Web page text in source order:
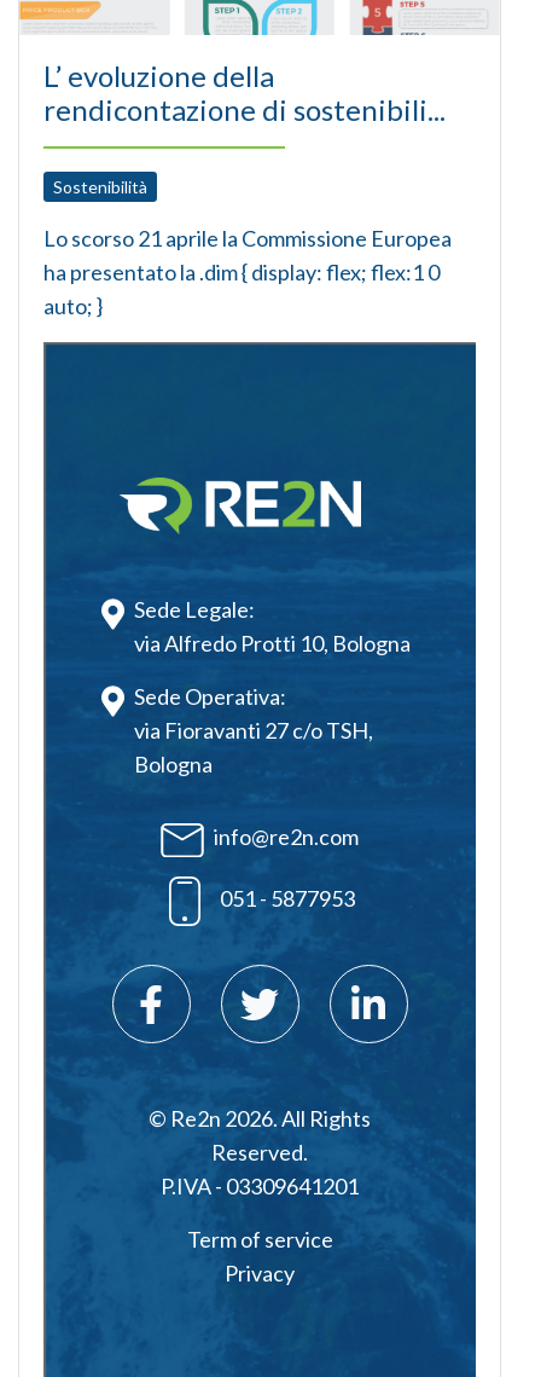
L’ evoluzione della
rendicontazione di sostenibili...
Sostenibilità
Lo scorso 21 aprile la Commissione Europea
ha presentato la .dim { display: flex; flex:1 0
auto; }
Sede Legale:
via Alfredo Protti 10, Bologna
Sede Operativa:
via Fioravanti 27 c/o TSH,
Bologna
info@re2n.com
051 - 5877953
© Re2n 2026. All Rights
Reserved.
P.IVA - 03309641201
Term of service
Privacy